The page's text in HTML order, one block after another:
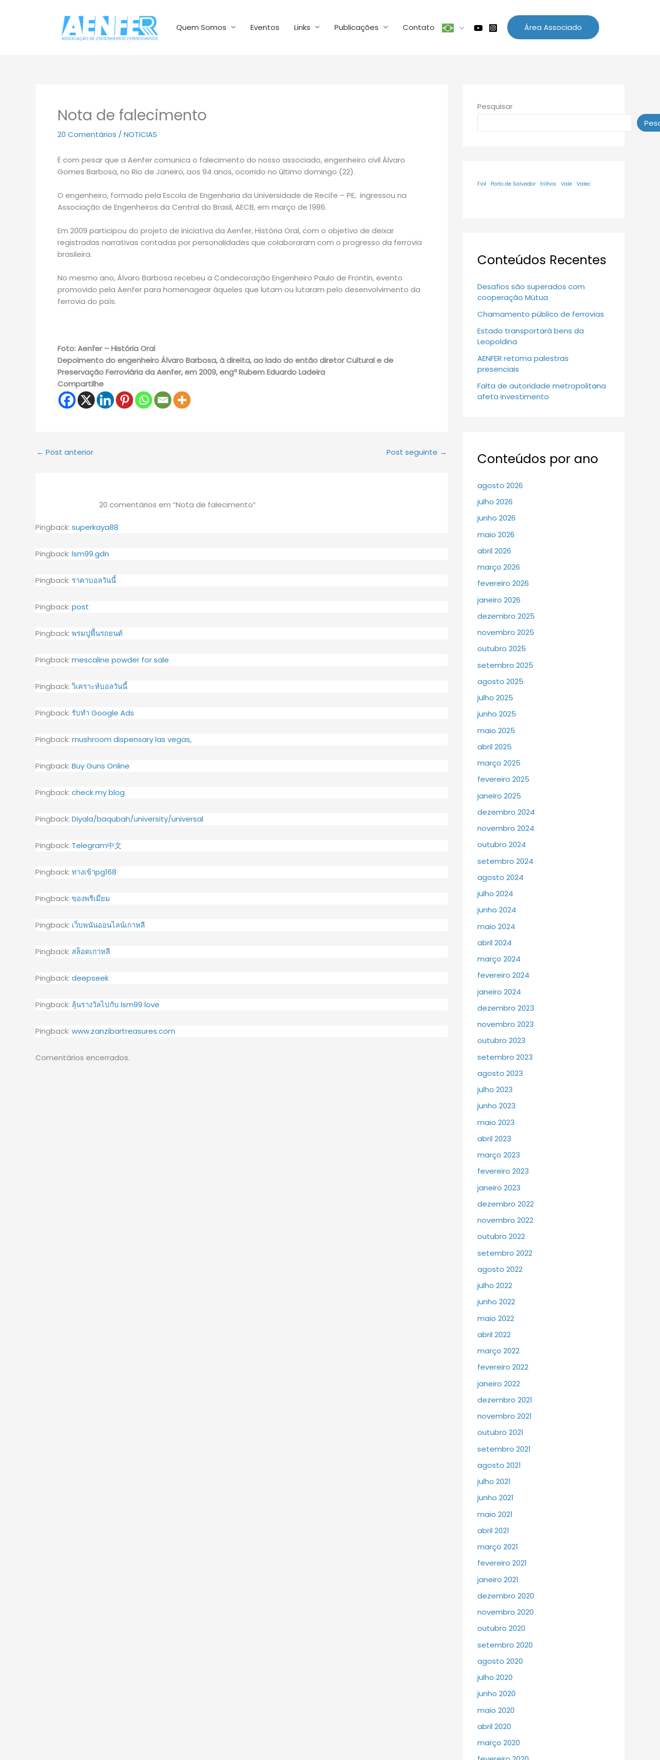
Quem Somos Eventos Links Publicações Contato Área Associado
Nota de falecimento
20 Comentários / NOTICIAS
É com pesar que a Aenfer comunica o falecimento do nosso associado, engenheiro civil Álvaro
Gomes Barbosa, no Rio de Janeiro, aos 94 anos, ocorrido no último domingo (22).
O engenheiro, formado pela Escola de Engenharia da Universidade de Recife – PE, ingressou na
Associação de Engenheiros da Central do Brasil, AECB, em março de 1986.
Em 2009 participou do projeto de iniciativa da Aenfer, História Oral, com o objetivo de deixar
registradas narrativas contadas por personalidades que colaboraram com o progresso da ferrovia
brasileira.
No mesmo ano, Álvaro Barbosa recebeu a Condecoração Engenheiro Paulo de Frontin, evento
promovido pela Aenfer para homenagear àqueles que lutam ou lutaram pelo desenvolvimento da
ferrovia do país.
Foto: Aenfer – História Oral
Depoimento do engenheiro Álvaro Barbosa, à direita, ao lado do então diretor Cultural e de
Preservação Ferroviária da Aenfer, em 2009, engº Rubem Eduardo Ladeira
Compartilhe
← Post anterior Post seguinte →
20 comentários em “Nota de falecimento”
Pingback: superkaya88
Pingback: lsm99.gdn
Pingback: ราคาบอลวันนี้
Pingback: post
Pingback: พรมปูพื้นรถยนต์
Pingback: mescaline powder for sale
Pingback: วิเคราะห์บอลวันนี้
Pingback: รับทำ Google Ads
Pingback: mushroom dispensary las vegas,
Pingback: Buy Guns Online
Pingback: check my blog
Pingback: Diyala/baqubah/university/universal
Pingback: Telegram中文
Pingback: ทางเข้าpg168
Pingback: ของพรีเมี่ยม
Pingback: เว็บพนันออนไลน์เกาหลี
Pingback: สล็อตเกาหลี
Pingback: deepseek
Pingback: ลุ้นรางวัลไปกับ lsm99 love
Pingback: www.zanzibartreasures.com
Comentários encerrados.
Pesquisar
Fiol Porto de Salvador trilhos Vale Valec
Conteúdos Recentes
Desafios são superados com
cooperação Mútua
Chamamento público de ferrovias
Estado transportará bens da
Leopoldina
AENFER retoma palestras
presenciais
Falta de autoridade metropolitana
afeta investimento
Conteúdos por ano
agosto 2026
julho 2026
junho 2026
maio 2026
abril 2026
março 2026
fevereiro 2026
janeiro 2026
dezembro 2025
novembro 2025
outubro 2025
setembro 2025
agosto 2025
julho 2025
junho 2025
maio 2025
abril 2025
março 2025
fevereiro 2025
janeiro 2025
dezembro 2024
novembro 2024
outubro 2024
setembro 2024
agosto 2024
julho 2024
junho 2024
maio 2024
abril 2024
março 2024
fevereiro 2024
janeiro 2024
dezembro 2023
novembro 2023
outubro 2023
setembro 2023
agosto 2023
julho 2023
junho 2023
maio 2023
abril 2023
março 2023
fevereiro 2023
janeiro 2023
dezembro 2022
novembro 2022
outubro 2022
setembro 2022
agosto 2022
julho 2022
junho 2022
maio 2022
abril 2022
março 2022
fevereiro 2022
janeiro 2022
dezembro 2021
novembro 2021
outubro 2021
setembro 2021
agosto 2021
julho 2021
junho 2021
maio 2021
abril 2021
março 2021
fevereiro 2021
janeiro 2021
dezembro 2020
novembro 2020
outubro 2020
setembro 2020
agosto 2020
julho 2020
junho 2020
maio 2020
abril 2020
março 2020